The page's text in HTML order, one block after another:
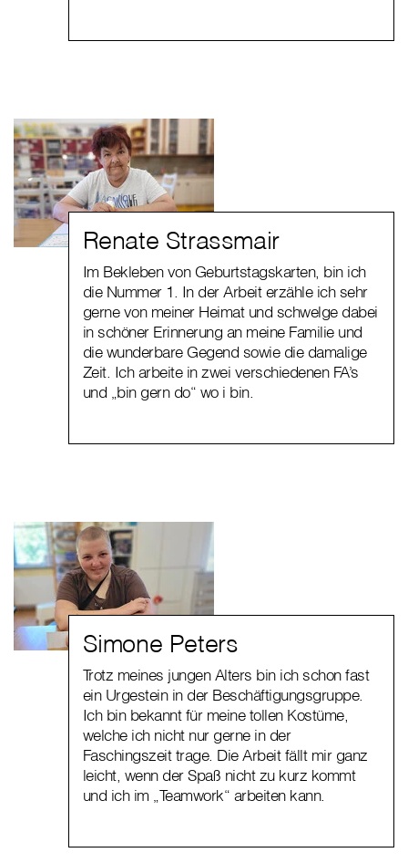
Renate Strassmair
Im Bekleben von Geburtstagskarten, bin ich
die Nummer 1. In der Arbeit erzähle ich sehr
gerne von meiner Heimat und schwelge dabei
in schöner Erinnerung an meine Familie und
die wunderbare Gegend sowie die damalige
Zeit. Ich arbeite in zwei verschiedenen FA’s
und „bin gern do“ wo i bin.
Simone Peters
Trotz meines jungen Alters bin ich schon fast
ein Urgestein in der Beschäftigungsgruppe.
Ich bin bekannt für meine tollen Kostüme,
welche ich nicht nur gerne in der
Faschingszeit trage. Die Arbeit fällt mir ganz
leicht, wenn der Spaß nicht zu kurz kommt
und ich im „Teamwork“ arbeiten kann.